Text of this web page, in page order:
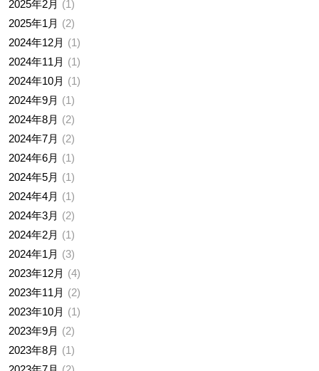
2025年2月
1
2025年1月
2
2024年12月
1
2024年11月
1
2024年10月
1
2024年9月
1
2024年8月
2
2024年7月
2
2024年6月
1
2024年5月
1
2024年4月
1
2024年3月
2
2024年2月
1
2024年1月
3
2023年12月
4
2023年11月
2
2023年10月
1
2023年9月
2
2023年8月
1